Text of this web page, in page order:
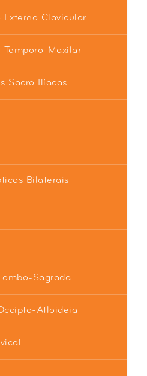
Clavicular
Maxilar
Sacro Ilíacas
Bilaterais
Sagrada
Atloideia